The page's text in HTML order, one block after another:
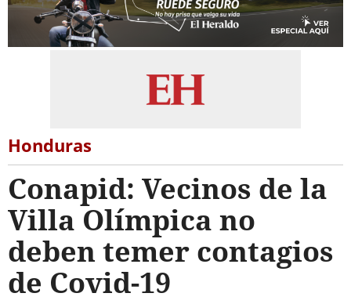
Honduras
Conapid: Vecinos de la
Villa Olímpica no
deben temer contagios
de Covid-19